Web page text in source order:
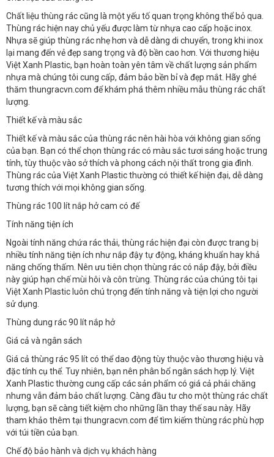
Chất liệu thùng rác cũng là một yếu tố quan trọng không thể bỏ qua.
Thùng rác hiện nay chủ yếu được làm từ nhựa cao cấp hoặc inox.
Nhựa sẽ giúp thùng rác nhẹ hơn và dễ dàng di chuyển, trong khi inox
lại mang đến vẻ đẹp sang trọng và độ bền cao hơn. Với thương hiệu
Việt Xanh Plastic, bạn hoàn toàn yên tâm về chất lượng sản phẩm
nhựa mà chúng tôi cung cấp, đảm bảo bền bỉ và đẹp mắt. Hãy ghé
thăm thungracvn.com để khám phá thêm nhiều mẫu thùng rác chất
lượng.
Thiết kế và màu sắc
Thiết kế và màu sắc của thùng rác nên hài hòa với không gian sống
của bạn. Bạn có thể chọn thùng rác có màu sắc tươi sáng hoặc trung
tính, tùy thuộc vào sở thích và phong cách nội thất trong gia đình.
Thùng rác của Việt Xanh Plastic thường có thiết kế hiện đại, dễ dàng
tương thích với mọi không gian sống.
Thùng rác 100 lít nắp hở cam có đế
Tính năng tiện ích
Ngoài tính năng chứa rác thải, thùng rác hiện đại còn được trang bị
nhiều tính năng tiện ích như nắp đậy tự động, kháng khuẩn hay khả
năng chống thấm. Nên ưu tiên chọn thùng rác có nắp đậy, bởi điều
này giúp hạn chế mùi hôi và côn trùng. Thùng rác của chúng tôi tại
Việt Xanh Plastic luôn chú trọng đến tính năng và tiện lợi cho người
sử dụng.
Thùng dung rác 90 lít nắp hở
Giá cả và ngân sách
Giá cả thùng rác 95 lít có thể dao động tùy thuộc vào thương hiệu và
đặc tính cụ thể. Tuy nhiên, bạn nên phân bổ ngân sách hợp lý. Việt
Xanh Plastic thường cung cấp các sản phẩm có giá cả phải chăng
nhưng vẫn đảm bảo chất lượng. Càng đầu tư cho một thùng rác chất
lượng, bạn sẽ càng tiết kiệm cho những lần thay thế sau này. Hãy
tham khảo thêm tại thungracvn.com để tìm kiếm thùng rác phù hợp
với túi tiền của bạn.
Chế độ bảo hành và dịch vụ khách hàng